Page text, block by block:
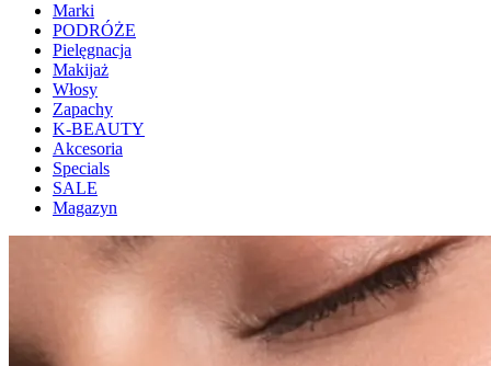
Marki
PODRÓŻE
Pielęgnacja
Makijaż
Włosy
Zapachy
K-BEAUTY
Akcesoria
Specials
SALE
Magazyn